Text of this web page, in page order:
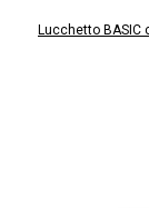
Lucchetto